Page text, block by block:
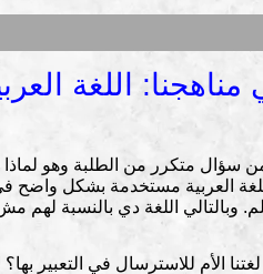
اللغة
سؤال متكرر من الطلبة وهو لماذا
العربية مستخدمة بشكل واضح
وبالتالي اللغة دي بالنسبة لهم
الأم للاسترسال في التعبير